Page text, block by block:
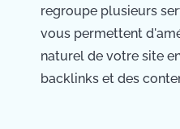
regroupe plusieurs
vous permettent
naturel de votre site
backlinks et des